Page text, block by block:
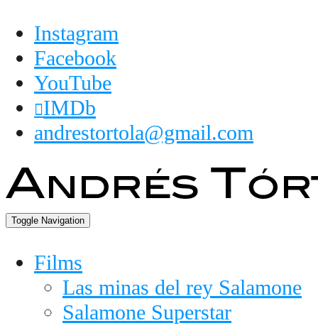
Instagram
Facebook
YouTube
IMDb
andrestortola@gmail.com
Toggle Navigation
Films
Las minas del rey Salamone
Salamone Superstar